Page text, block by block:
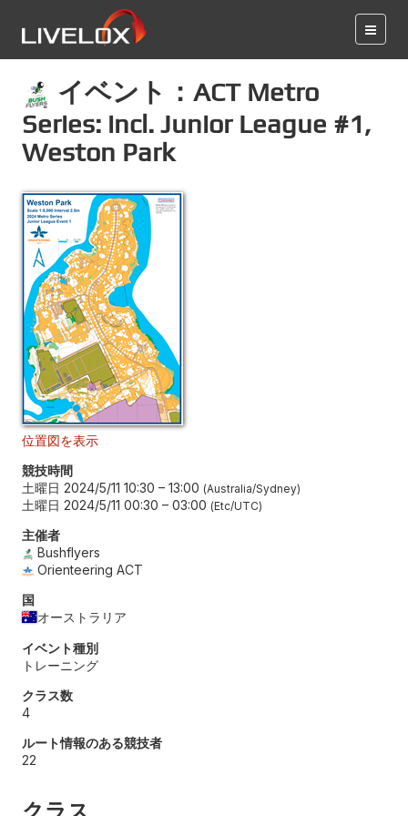
イベント：ACT Metro
Series: incl. Junior League #1,
Weston Park
位置図を表示
競技時間
土曜日 2024/5/11 10:30 – 13:00 Australia/Sydney
土曜日 2024/5/11 00:30 – 03:00 Etc/UTC
主催者
Bushflyers
Orienteering ACT
国
オーストラリア
イベント種別
トレーニング
クラス数
4
ルート情報のある競技者
22
クラス